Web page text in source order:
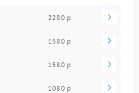
2280 р
1580 р
1580 р
1080 р